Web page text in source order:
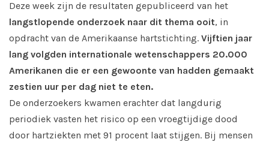
Deze week zijn de resultaten gepubliceerd van het
langstlopende onderzoek naar dit thema ooit, in
opdracht van de Amerikaanse hartstichting. Vijftien jaar
lang volgden internationale wetenschappers 20.000
Amerikanen die er een gewoonte van hadden gemaakt
zestien uur per dag niet te eten.
De onderzoekers kwamen erachter dat langdurig
periodiek vasten het risico op een vroegtijdige dood
door hartziekten met 91 procent laat stijgen. Bij mensen